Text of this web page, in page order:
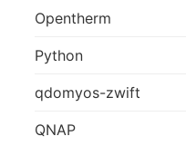
Opentherm
Python
qdomyos-zwift
QNAP